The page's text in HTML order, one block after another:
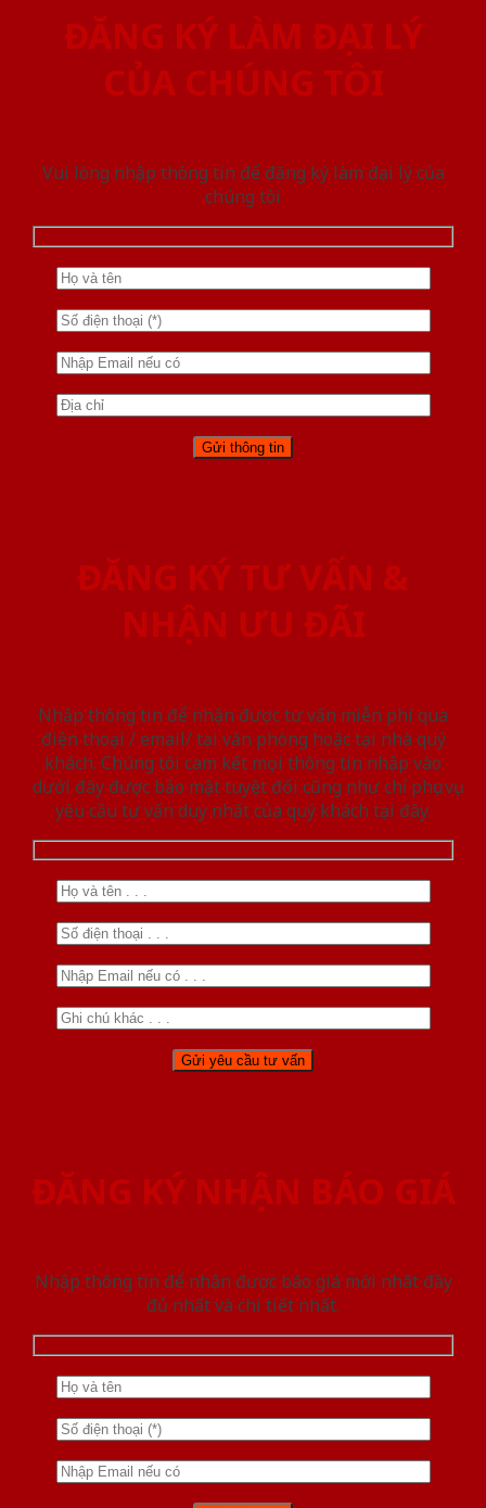
ĐĂNG KÝ LÀM ĐẠI LÝ
CỦA CHÚNG TÔI
Vui lòng nhập thông tin để đăng ký làm đại lý của
chúng tôi
ĐĂNG KÝ TƯ VẤN &
NHẬN ƯU ĐÃI
Nhập thông tin để nhận được tư vấn miễn phí qua
điện thoại / email/ tại văn phòng hoặc tại nhà quý
khách. Chúng tôi cam kết mọi thông tin nhập vào
dưới đây được bảo mật tuyệt đối cũng như chỉ phục vụ
yêu cầu tư vấn duy nhất của quý khách tại đây.
ĐĂNG KÝ NHẬN BÁO GIÁ
Nhập thông tin để nhận được báo giá mới nhât đầy
đủ nhất và chi tiết nhất.